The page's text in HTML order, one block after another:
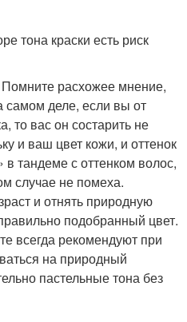
тона краски есть риск
расхожее мнение,
самом деле, если вы от
то вас он состарить не
и ваш цвет кожи, и оттенок
в тандеме с оттенком волос,
случае не помеха.
и отнять природную
подобранный цвет.
всегда рекомендуют при
на природный
пастельные тона без